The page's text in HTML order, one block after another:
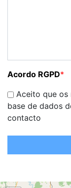
Acordo RGPD*
Aceito que os
base de dados
contacto